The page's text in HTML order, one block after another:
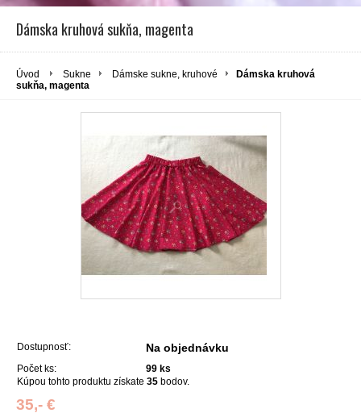
Dámska kruhová sukňa, magenta
Úvod Sukne Dámske sukne, kruhové
Dámska kruhová
sukňa, magenta
Dostupnosť: Na objednávku
Počet ks: 99 ks
Kúpou tohto produktu získate 35 bodov.
35,- €